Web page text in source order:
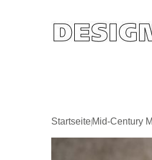
Startseite Mid-Century